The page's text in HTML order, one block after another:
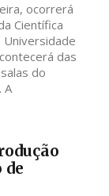
ocorrerá
Científica
Universidade
das
do
A
de